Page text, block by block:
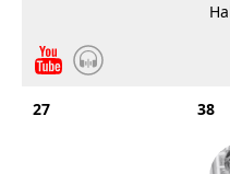
27 38